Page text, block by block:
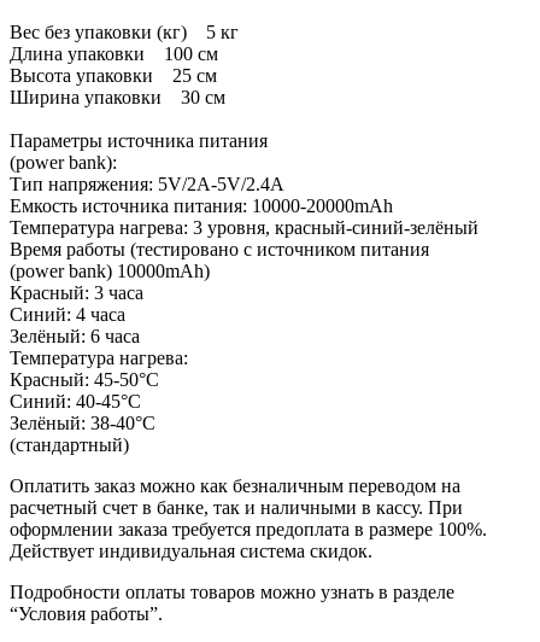
Вес без упаковки (кг) 5 кг
Длина упаковки 100 см
Высота упаковки 25 см
Ширина упаковки 30 см
Параметры источника питания
(power bank):
Тип напряжения: 5V/2A-5V/2.4A
Емкость источника питания: 10000-20000mAh
Температура нагрева: 3 уровня, красный-синий-зелёный
Время работы (тестировано с источником питания
(power bank) 10000mAh)
Красный: 3 часа
Синий: 4 часа
Зелёный: 6 часа
Температура нагрева:
Красный: 45-50°C
Синий: 40-45°C
Зелёный: 38-40°C
(стандартный)
Оплатить заказ можно как безналичным переводом на
расчетный счет в банке, так и наличными в кассу. При
оформлении заказа требуется предоплата в размере 100%.
Действует индивидуальная система скидок.
Подробности оплаты товаров можно узнать в разделе
“Условия работы”.